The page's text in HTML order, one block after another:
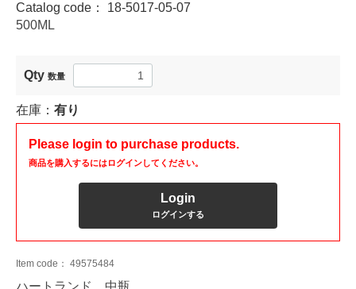
Catalog code： 18-5017-05-07
500ML
Qty 数量
在庫： 有り
Please login to purchase products.
商品を購入するにはログインしてください。
Login
ログインする
Item code： 49575484